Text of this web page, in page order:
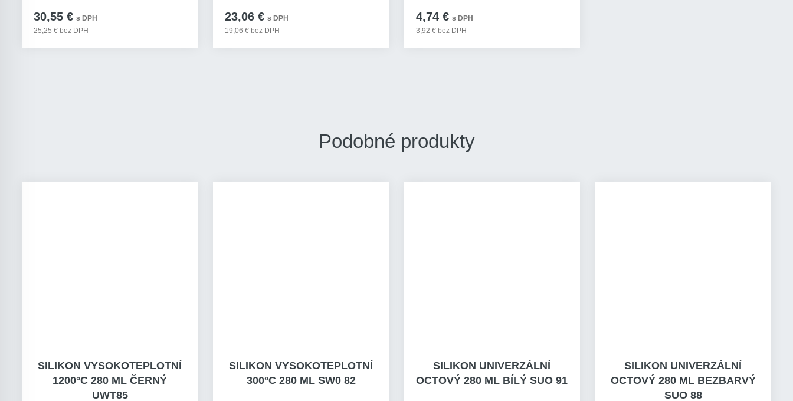
30,55 € s DPH
25,25 € bez DPH
23,06 € s DPH
19,06 € bez DPH
4,74 € s DPH
3,92 € bez DPH
Podobné produkty
SILIKON VYSOKOTEPLOTNÍ
1200°C 280 ML ČERNÝ
UWT85
SILIKON VYSOKOTEPLOTNÍ
300°C 280 ML SW0 82
SILIKON UNIVERZÁLNÍ
OCTOVÝ 280 ML BÍLÝ SUO 91
SILIKON UNIVERZÁLNÍ
OCTOVÝ 280 ML BEZBARVÝ
SUO 88